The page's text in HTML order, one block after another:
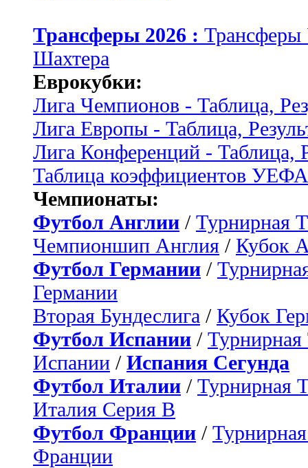
Трансферы 2026 :
Шахтера
Еврокубки:
Лига Чемпионов - Таблица,
Лига Европы - Таблица,
Лига Конференций - Таблица,
Таблица коэффициентов УЕФА
Чемпионаты:
Футбол Англии / Турнирная
Чемпионшип Англия / Кубок
Футбол Германии /
Германии
Вторая Бундеслига / Кубок
Футбол Испании / Турнирная
Испании / Испания Сегунда
Футбол Италии / Турнирная
Италия Серия B
Футбол Франции /
Франции